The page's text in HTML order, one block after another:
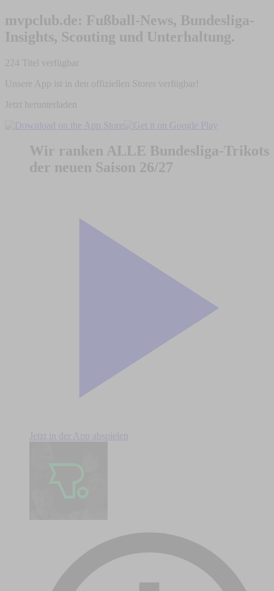
mvpclub.de: Fußball-News, Bundesliga-
Insights, Scouting und Unterhaltung.
224 Titel verfügbar
Unsere App ist in den offiziellen Stores verfügbar!
Jetzt herunterladen
Wir ranken ALLE Bundesliga-Trikots
der neuen Saison 26/27
Jetzt in der App abspielen